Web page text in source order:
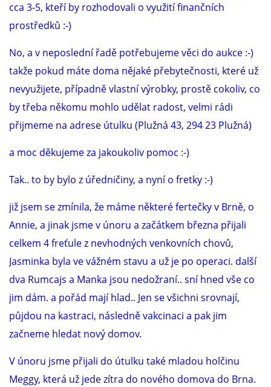
cca 3-5, kteří by rozhodovali o využití finančních
prostředků :-)
No, a v neposlední řadě potřebujeme věci do aukce :-)
takže pokud máte doma nějaké přebytečnosti, které už
nevyužijete, případně vlastní výrobky, prostě cokoliv, co
by třeba někomu mohlo udělat radost, velmi rádi
přijmeme na adrese útulku (Plužná 43, 294 23 Plužná)
a moc děkujeme za jakoukoliv pomoc :-)
Tak.. to by bylo z úředničiny, a nyní o fretky :-)
již jsem se zmínila, že máme některé fertečky v Brně, o
Annie, a jinak jsme v únoru a začátkem března přijali
celkem 4 freťule z nevhodných venkovních chovů,
Jasminka byla ve vážném stavu a už je po operaci. další
dva Rumcajs a Manka jsou nedožraní.. sní hned vše co
jim dám. a pořád mají hlad.. Jen se všichni srovnají,
půjdou na kastraci, následně vakcinaci a pak jim
začneme hledat nový domov.
V únoru jsme přijali do útulku také mladou holčinu
Meggy, která už jede zítra do nového domova do Brna.